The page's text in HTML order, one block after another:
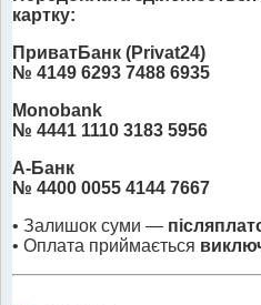
картку:
ПриватБанк (Privat24)
№ 4149 6293 7488 6935
Monobank
№ 4441 1110 3183 5956
А-Банк
№ 4400 0055 4144 7667
• Залишок суми —
• Оплата приймається